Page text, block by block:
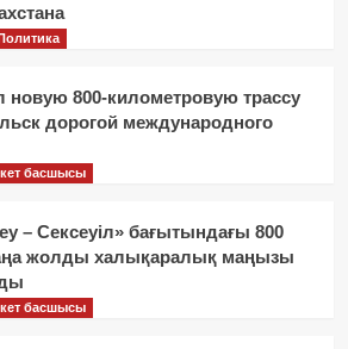
новую 800-километровую трассу
дорогой международного
басшысы
– Сексеуіл» бағытындағы 800
жолды халықаралық маңызы
басшысы